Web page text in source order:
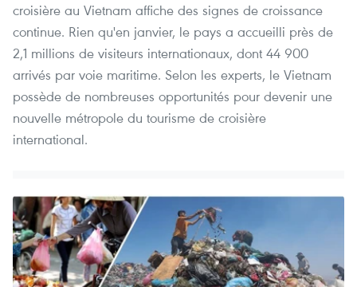
croisière au Vietnam affiche des signes de croissance
continue. Rien qu'en janvier, le pays a accueilli près de
2,1 millions de visiteurs internationaux, dont 44 900
arrivés par voie maritime. Selon les experts, le Vietnam
possède de nombreuses opportunités pour devenir une
nouvelle métropole du tourisme de croisière
international.